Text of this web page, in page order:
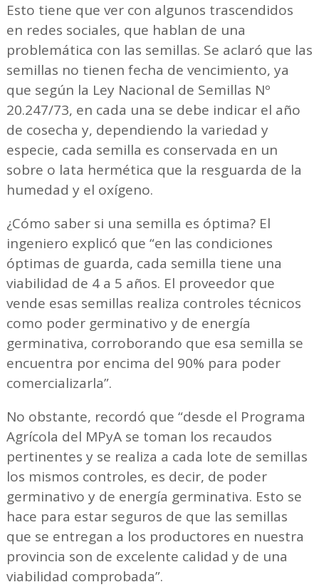
Esto tiene que ver con algunos trascendidos
en redes sociales, que hablan de una
problemática con las semillas. Se aclaró que las
semillas no tienen fecha de vencimiento, ya
que según la Ley Nacional de Semillas Nº
20.247/73, en cada una se debe indicar el año
de cosecha y, dependiendo la variedad y
especie, cada semilla es conservada en un
sobre o lata hermética que la resguarda de la
humedad y el oxígeno.
¿Cómo saber si una semilla es óptima? El
ingeniero explicó que “en las condiciones
óptimas de guarda, cada semilla tiene una
viabilidad de 4 a 5 años. El proveedor que
vende esas semillas realiza controles técnicos
como poder germinativo y de energía
germinativa, corroborando que esa semilla se
encuentra por encima del 90% para poder
comercializarla”.
No obstante, recordó que “desde el Programa
Agrícola del MPyA se toman los recaudos
pertinentes y se realiza a cada lote de semillas
los mismos controles, es decir, de poder
germinativo y de energía germinativa. Esto se
hace para estar seguros de que las semillas
que se entregan a los productores en nuestra
provincia son de excelente calidad y de una
viabilidad comprobada”.